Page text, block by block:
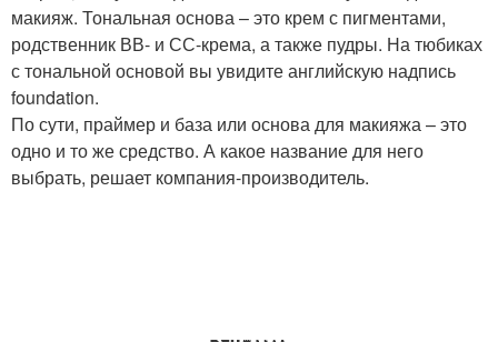
макияж. Тональная основа – это крем с пигментами,
родственник ВВ- и СС-крема, а также пудры. На тюбиках
с тональной основой вы увидите английскую надпись
foundation.
По сути, праймер и база или основа для макияжа – это
одно и то же средство. А какое название для него
выбрать, решает компания-производитель.